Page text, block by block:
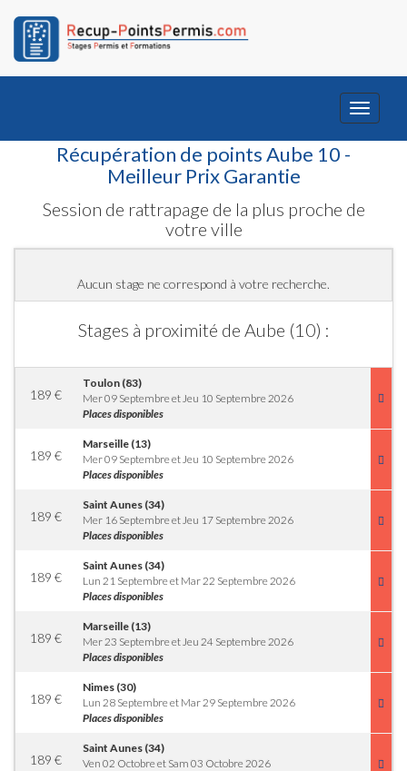
Toggle
Récupération de points Aube 10 -
Meilleur Prix Garantie
Session de rattrapage de la plus proche de
votre ville
Aucun stage ne correspond à votre recherche.
Stages à proximité de Aube (10) :
189 €
Toulon (83)
Mer 09 Septembre et Jeu 10 Septembre 2026
Places disponibles
189 €
Marseille (13)
Mer 09 Septembre et Jeu 10 Septembre 2026
Places disponibles
189 €
Saint Aunes (34)
Mer 16 Septembre et Jeu 17 Septembre 2026
Places disponibles
189 €
Saint Aunes (34)
Lun 21 Septembre et Mar 22 Septembre 2026
Places disponibles
189 €
Marseille (13)
Mer 23 Septembre et Jeu 24 Septembre 2026
Places disponibles
189 €
Nimes (30)
Lun 28 Septembre et Mar 29 Septembre 2026
Places disponibles
189 €
Saint Aunes (34)
Ven 02 Octobre et Sam 03 Octobre 2026